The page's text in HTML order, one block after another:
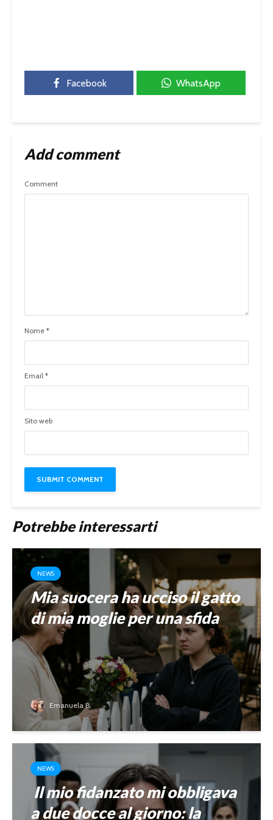
Facebook WhatsApp
Add comment
Comment
Nome *
Email *
Sito web
Potrebbe interessarti
NEWS
Mia suocera ha ucciso il gatto
di mia moglie per una sfida
Emanuela B.
NEWS
Il mio fidanzato mi obbligava
a due docce al giorno: la